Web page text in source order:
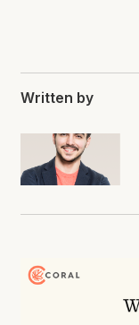
Written by